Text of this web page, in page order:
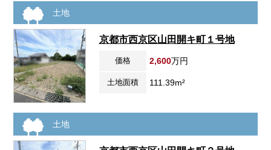
土地
京都市西京区山田開キ町１号地
価格 2,600万円
土地面積 111.39m²
土地